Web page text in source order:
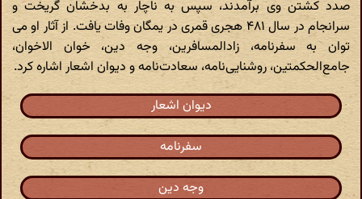
صدد کشتن وی برآمدند، سپس به ناچار به بدخشان گریخت و
سرانجام در سال ۴۸۱ هجری قمری در یمگان وفات یافت. از آثار او می
توان به سفرنامه، زادالمسافرین، وجه دین، خوان الاخوان،
جامع‌الحکمتین، روشنایی‌نامه، سعادت‌نامه و دیوان اشعار اشاره کرد.
دیوان اشعار
سفرنامه
وجه دین